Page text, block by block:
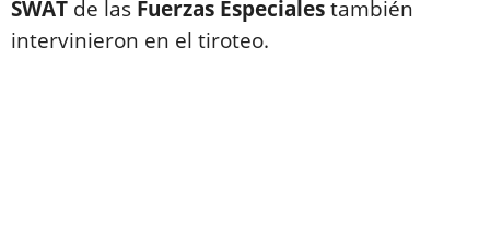
SWAT de las Fuerzas Especialestambién
intervinieron en el tiroteo.